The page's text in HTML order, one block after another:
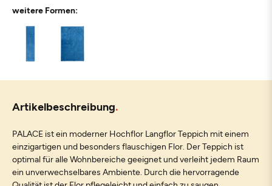
weitere Formen:
Artikelbeschreibung
PALACE ist ein moderner Hochflor Langflor Teppich mit einem
einzigartigen und besonders flauschigen Flor. Der Teppich ist
optimal für alle Wohnbereiche geeignet und verleiht jedem Raum
ein unverwechselbares Ambiente. Durch die hervorragende